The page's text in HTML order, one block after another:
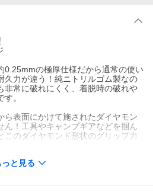
0.25mmの極厚仕様だから通常の使い
久力が違う！純ニトリルゴム製なの
非常に破れにくく、着脱時の破れや
。
ら表面にかけて施されたダイヤモン
ん！工具やキャンプギアなどを掴ん
このダイヤモンド形状のグリップ力
ニトリル手袋は、ガソリンや灯油、
っと見る